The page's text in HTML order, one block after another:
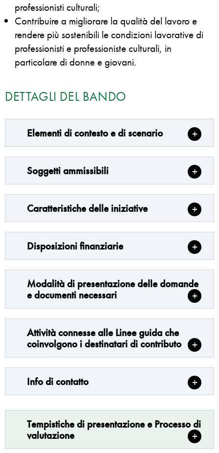
professionisti culturali;
Contribuire a migliorare la qualità del lavoro e
rendere più sostenibili le condizioni lavorative di
professionisti e professioniste culturali, in
particolare di donne e giovani.
DETTAGLI DEL BANDO
Elementi di contesto e di scenario
Soggetti ammissibili
Caratteristiche delle iniziative
Disposizioni finanziarie
Modalità di presentazione delle domande
e documenti necessari
Attività connesse alle Linee guida che
coinvolgono i destinatari di contributo
Info di contatto
Tempistiche di presentazione e Processo di
valutazione